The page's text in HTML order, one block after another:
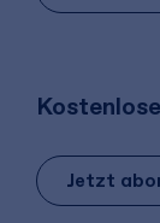
Jetzt